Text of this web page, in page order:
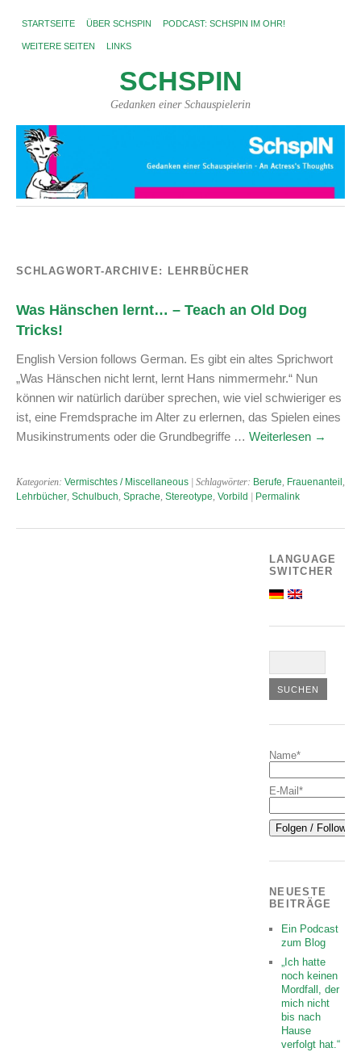
STARTSEITE ÜBER SCHSPIN PODCAST: SCHSPIN IM OHR!
WEITERE SEITEN LINKS
SCHSPIN
Gedanken einer Schauspielerin
SCHLAGWORT-ARCHIVE: LEHRBÜCHER
Was Hänschen lernt… – Teach an Old Dog
Tricks!
English Version follows German. Es gibt ein altes Sprichwort
„Was Hänschen nicht lernt, lernt Hans nimmermehr.“ Nun
können wir natürlich darüber sprechen, wie viel schwieriger es
ist, eine Fremdsprache im Alter zu erlernen, das Spielen eines
Musikinstruments oder die Grundbegriffe … Weiterlesen →
Kategorien: Vermischtes / Miscellaneous | Schlagwörter: Berufe, Frauenanteil ,
Lehrbücher, Schulbuch, Sprache, Stereotype, Vorbild Permalink
LANGUAGE
SWITCHER
Name*
E-Mail*
NEUESTE
BEITRÄGE
Ein Podcast
zum Blog
„Ich hatte
noch keinen
Mordfall, der
mich nicht
bis nach
Hause
verfolgt hat.“